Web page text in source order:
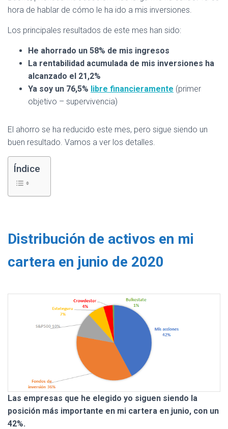
hora de hablar de cómo le ha ido a mis inversiones.
Los principales resultados de este mes han sido:
He ahorrado un 58% de mis ingresos
La rentabilidad acumulada de mis inversiones ha
alcanzado el 21,2%
Ya soy un 76,5% libre financieramente (primer
objetivo – supervivencia)
El ahorro se ha reducido este mes, pero sigue siendo un
buen resultado. Vamos a ver los detalles.
Índice
Distribución de activos en mi
cartera en junio de 2020
Las empresas que he elegido yo siguen siendo la
posición más importante en mi cartera en junio, con un
42%.